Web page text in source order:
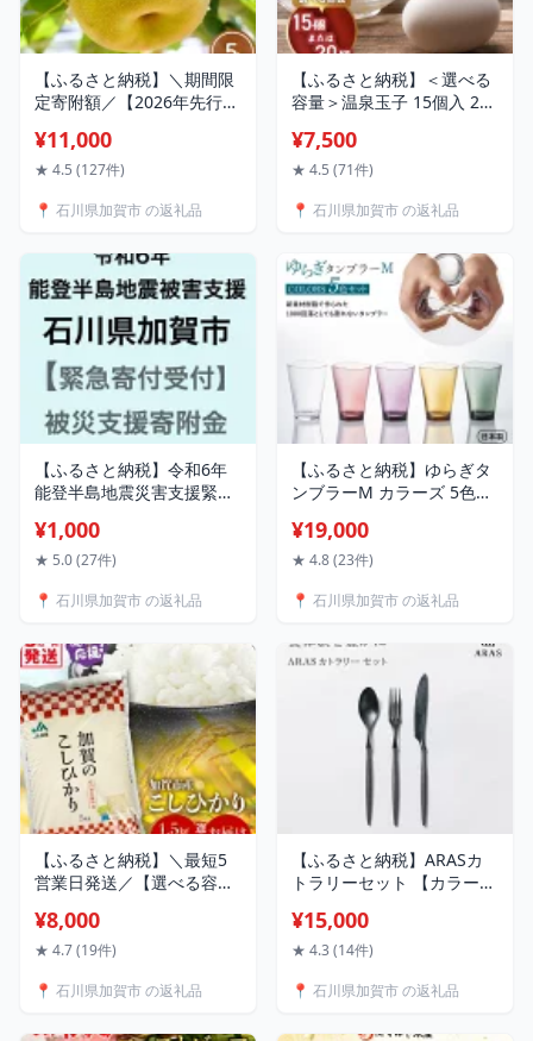
【ふるさと納税】＼期間限
定寄附額／【2026年先行予
旬の品種を1品種お届け く
だもの 果物 フルーツ ご当
水 豊水 あきづき 新高 新興
天限定 F6P-3337
¥11,000
★ 4.5 (127件)
📍 石川県加賀市 の返礼品
【ふるさと納税】＜選べる
容量＞温泉玉子 15個入 20
玉 全半熟 半熟 卵 たまご 小
分け 朝食 グルメ 食品 能登
2808var
¥7,500
★ 4.5 (71件)
📍 石川県加賀市 の返礼品
【ふるさと納税】令和6年
能登半島地震災害支援緊急
応援寄附金 返礼品はありま
せん 能登半島地震 災害支
F6P-XXXX
¥1,000
★ 5.0 (27件)
📍 石川県加賀市 の返礼品
【ふるさと納税】ゆらぎタ
ンブラーM カラーズ 5色セ
320ml コップ 割れない 保
証書付き 贈り物 ギフト
¥19,000
★ 4.8 (23件)
📍 石川県加賀市 の返礼品
【ふるさと納税】＼最短5
営業日発送／【選べる容
令和7年産 1.5kg 3kg 5kg
10kg 1回 定期便 3回 3カ月
米 お米 米 ギフト 贈り物 グ
¥8,000
★ 4.7 (19件)
📍 石川県加賀市 の返礼品
【ふるさと納税】ARASカ
トラリーセット 【カラーは
色が選べる カトラリー セ
ット フォーク スプーン ナ
ARAS エイラス 色が選べる
¥15,000
★ 4.3 (14件)
📍 石川県加賀市 の返礼品